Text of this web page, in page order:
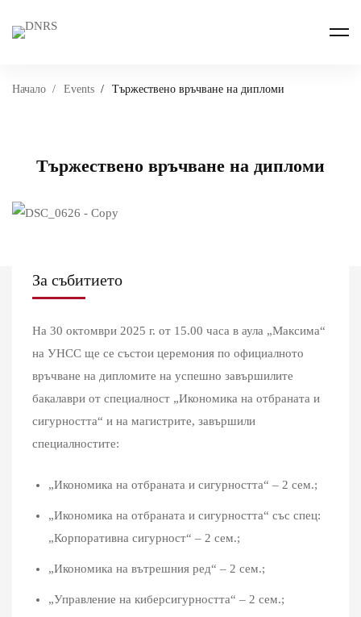
Начало Events Тържествено връчване на дипломи
Тържествено връчване на дипломи
За събитието
На 30 октомври 2025 г. от 15.00 часа в аула „Максима“
на УНСС ще се състои церемония по официалното
връчване на дипломите на успешно завършилите
бакалаври от специалност „Икономика на отбраната и
сигурността“ и на магистрите, завършили
специалностите:
„Икономика на отбраната и сигурността“ – 2 сем.;
„Икономика на отбраната и сигурността“ със спец:
„Корпоративна сигурност“ – 2 сем.;
„Икономика на вътрешния ред“ – 2 сем.;
„Управление на киберсигурността“ – 2 сем.;